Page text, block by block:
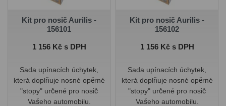
Kit pro nosič Aurilis -
156101
Cena
1 156 Kč s DPH
Sada upínacích úchytek,
která doplňuje nosné opěrné
"stopy" určené pro nosič
Vašeho automobilu.
Kit pro nosič Aurilis -
156102
Cena
1 156 Kč s DPH
Sada upínacích úchytek,
která doplňuje nosné opěrné
"stopy" určené pro nosič
Vašeho automobilu.